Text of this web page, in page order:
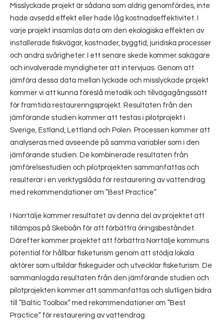
Misslyckade projekt är sådana som aldrig genomfördes, inte
hade avsedd effekt eller hade låg kostnadseffektivitet. I
varje projekt insamlas data om den ekologiska effekten av
installerade fiskvägar, kostnader, byggtid, juridiska processer
och andra svårigheter. I ett senare skede kommer sakägare
och involverade myndigheter att intervjuas. Genom att
jämföra dessa data mellan lyckade och misslyckade projekt
kommer vi att kunna föreslå metodik och tillvägagångssätt
för framtida restaureringsprojekt. Resultaten från den
jämförande studien kommer att testas i pilotprojekt i
Sverige, Estland, Lettland och Polen. Processen kommer att
analyseras med avseende på samma variabler som i den
jämförande studien. De kombinerade resultaten från
jämförelsestudien och pilotprojekten sammanfattas och
resulterar i en verktygslåda för restaurering av vattendrag
med rekommendationer om ”Best Practice”.
I Norrtälje kommer resultatet av denna del av projektet att
tillämpas på Skeboån för att förbättra öringsbeståndet.
Därefter kommer projektet att förbättra Norrtälje kommuns
potential för hållbar fisketurism genom att stödja lokala
aktörer som utbildar fiskeguider och utvecklar fisketurism. De
sammanlagda resultaten från den jämförande studien och
pilotprojekten kommer att sammanfattas och slutligen bidra
till ”Baltic Toolbox” med rekommendationer om ”Best
Practice” för restaurering av vattendrag.